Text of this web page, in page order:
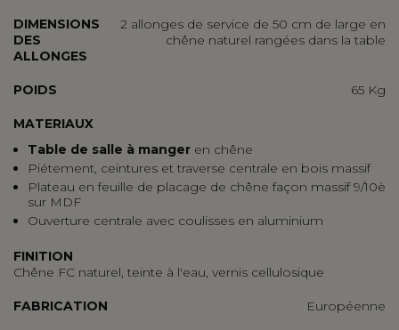
DIMENSIONS
DES
ALLONGES
2 allonges de service de 50 cm de large en
chêne naturel rangées dans la table
POIDS 65 Kg
MATERIAUX
Table de salle à manger en chêne
Piétement, ceintures et traverse centrale en bois massif
Plateau en feuille de placage de chêne façon massif 9/10è
sur MDF
Ouverture centrale avec coulisses en aluminium
FINITION
Chêne FC naturel, teinte à l'eau, vernis cellulosique
FABRICATION Européenne